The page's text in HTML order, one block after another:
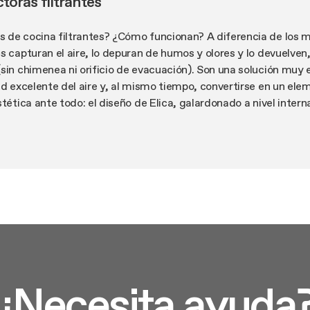
de cocina filtrantes? ¿Cómo funcionan? A diferencia de los
capturan el aire, lo depuran de humos y olores y lo
chimenea ni orificio de evacuación). Son una solución
excelente del aire y, al mismo tiempo, convertirse en un
ante todo: el diseño de Elica, galardonado a nivel
urbanas, de grandes o pequeñas dimensiones, abiertas o
sea Elica). ¿Y las prestaciones? Las mejores de su categoría:
filtrantes Elica garantizan silencio y bajo consumo incluso a